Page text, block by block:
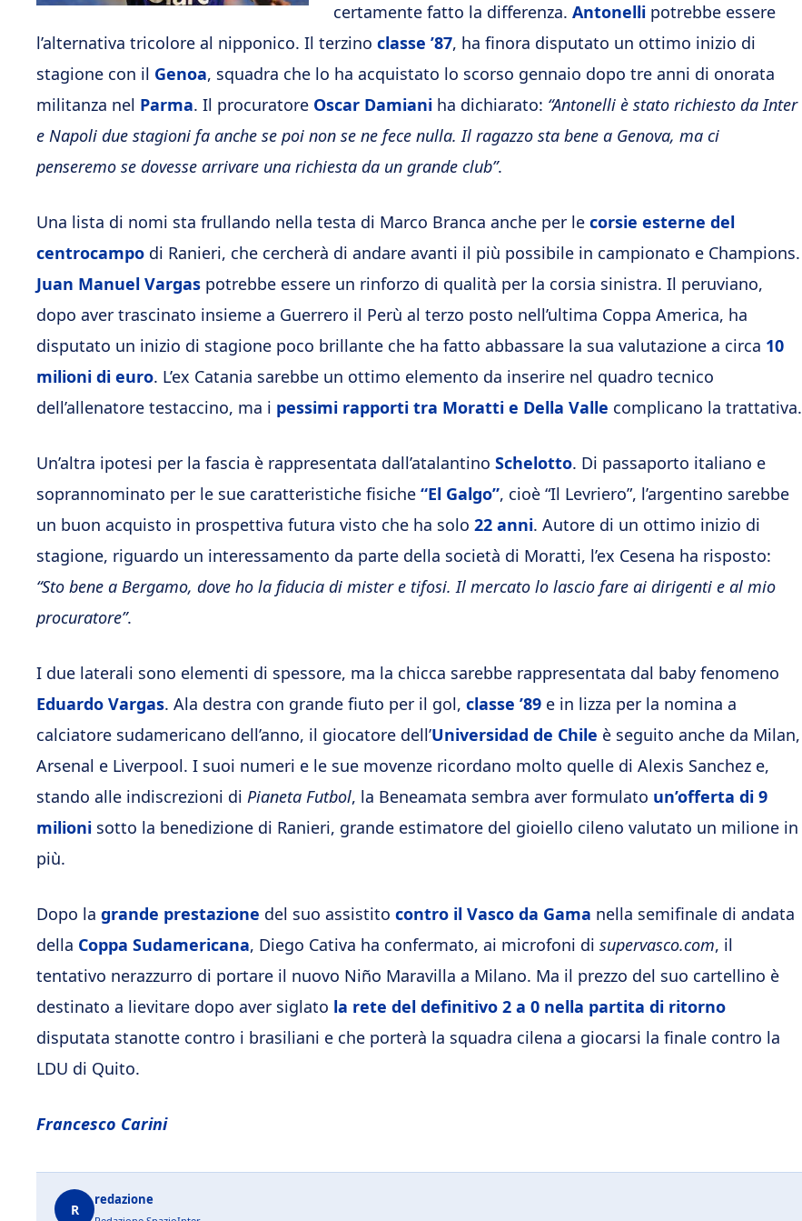
certamente fatto la differenza. Antonelli potrebbe essere
l’alternativa tricolore al nipponico. Il terzino classe ’87, ha finora disputato un ottimo inizio di
stagione con il Genoa, squadra che lo ha acquistato lo scorso gennaio dopo tre anni di onorata
militanza nel Parma. Il procuratore Oscar Damiani ha dichiarato: “Antonelli è stato richiesto da Inter
e Napoli due stagioni fa anche se poi non se ne fece nulla. Il ragazzo sta bene a Genova, ma ci
penseremo se dovesse arrivare una richiesta da un grande club”.
Una lista di nomi sta frullando nella testa di Marco Branca anche per le corsie esterne del
centrocampo di Ranieri, che cercherà di andare avanti il più possibile in campionato e Champions.
Juan Manuel Vargas potrebbe essere un rinforzo di qualità per la corsia sinistra. Il peruviano,
dopo aver trascinato insieme a Guerrero il Perù al terzo posto nell’ultima Coppa America, ha
disputato un inizio di stagione poco brillante che ha fatto abbassare la sua valutazione a circa 10
milioni di euro. L’ex Catania sarebbe un ottimo elemento da inserire nel quadro tecnico
dell’allenatore testaccino, ma i pessimi rapporti tra Moratti e Della Valle complicano la trattativa.
Un’altra ipotesi per la fascia è rappresentata dall’atalantino Schelotto. Di passaporto italiano e
soprannominato per le sue caratteristiche fisiche “El Galgo”, cioè “Il Levriero”, l’argentino sarebbe
un buon acquisto in prospettiva futura visto che ha solo 22 anni. Autore di un ottimo inizio di
stagione, riguardo un interessamento da parte della società di Moratti, l’ex Cesena ha risposto:
“Sto bene a Bergamo, dove ho la fiducia di mister e tifosi. Il mercato lo lascio fare ai dirigenti e al mio
procuratore”.
I due laterali sono elementi di spessore, ma la chicca sarebbe rappresentata dal baby fenomeno
Eduardo Vargas. Ala destra con grande fiuto per il gol, classe ’89 e in lizza per la nomina a
calciatore sudamericano dell’anno, il giocatore dell’Universidad de Chile è seguito anche da Milan,
Arsenal e Liverpool. I suoi numeri e le sue movenze ricordano molto quelle di Alexis Sanchez e,
stando alle indiscrezioni di Pianeta Futbol, la Beneamata sembra aver formulato un’offerta di 9
milioni sotto la benedizione di Ranieri, grande estimatore del gioiello cileno valutato un milione in
più.
Dopo la grande prestazione del suo assistito contro il Vasco da Gama nella semifinale di andata
della Coppa Sudamericana, Diego Cativa ha confermato, ai microfoni di supervasco.com, il
tentativo nerazzurro di portare il nuovo Niño Maravilla a Milano. Ma il prezzo del suo cartellino è
destinato a lievitare dopo aver siglato la rete del definitivo 2 a 0 nella partita di ritorno
disputata stanotte contro i brasiliani e che porterà la squadra cilena a giocarsi la finale contro la
LDU di Quito.
Francesco Carini
R
redazione